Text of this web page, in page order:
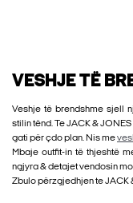
VESHJE TË
Veshje të brendshme sjell
stilin tënd. Te JACK &
gati për çdo plan. Nis me
Mbaje outfit-in të thjeshtë
ngjyra & detajet vendosin
Zbulo përzgjedhjen te JACK